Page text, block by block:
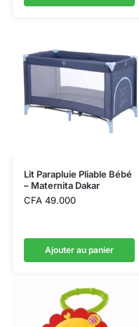
Lit Parapluie Pliable Bébé
– Maternita Dakar
CFA49.000
Ajouter au panier